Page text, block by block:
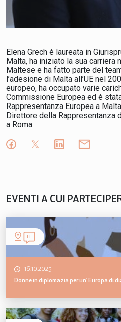
Elena Grech è laureata in
Malta, ha iniziato la sua carriera
Maltese e ha fatto parte del
l’adesione di Malta all’UE nel
europeo, ha occupato varie
Commissione Europea ed è
Rappresentanza Europea a
Direttore della Rappresentanza
a Roma.
EVENTI A CUI
IT
16.10.2025
Donne in diplomazia per un’ Europa di